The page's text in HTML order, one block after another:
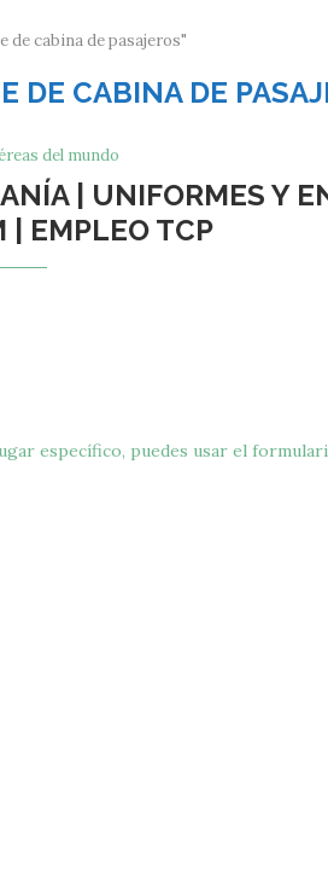
cabina de pasajeros"
DE CABINA DE
del mundo
| UNIFORMES Y
| EMPLEO TCP
específico, puedes usar el